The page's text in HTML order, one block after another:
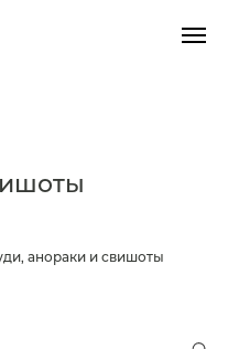
анораки и свишоты